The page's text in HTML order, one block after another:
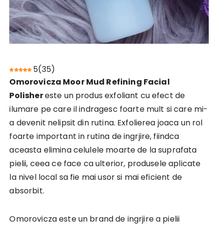
5(35)
Omorovicza Moor Mud Refining Facial
Polishereste un produs exfoliant cu efect de
ilumare pe care il indragesc foarte mult si care mi-
a devenit nelipsit din rutina. Exfolierea joaca un rol
foarte important in rutina de ingrjire, fiindca
aceasta elimina celulele moarte de la suprafata
pielii, ceea ce face ca ulterior, produsele aplicate
la nivel local sa fie mai usor si mai eficient de
absorbit.
Omorovicza este un brand de ingrjire a pielii